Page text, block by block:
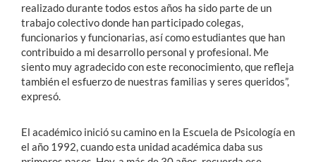
realizado durante todos estos años ha sido parte de un
trabajo colectivo donde han participado colegas,
funcionarios y funcionarias, así como estudiantes que han
contribuido a mi desarrollo personal y profesional. Me
siento muy agradecido con este reconocimiento, que refleja
también el esfuerzo de nuestras familias y seres queridos”,
expresó.
El académico inició su camino en la Escuela de Psicología en
el año 1992, cuando esta unidad académica daba sus